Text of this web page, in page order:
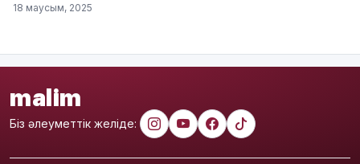
18 маусым, 2025
malim
Біз әлеуметтік желіде: